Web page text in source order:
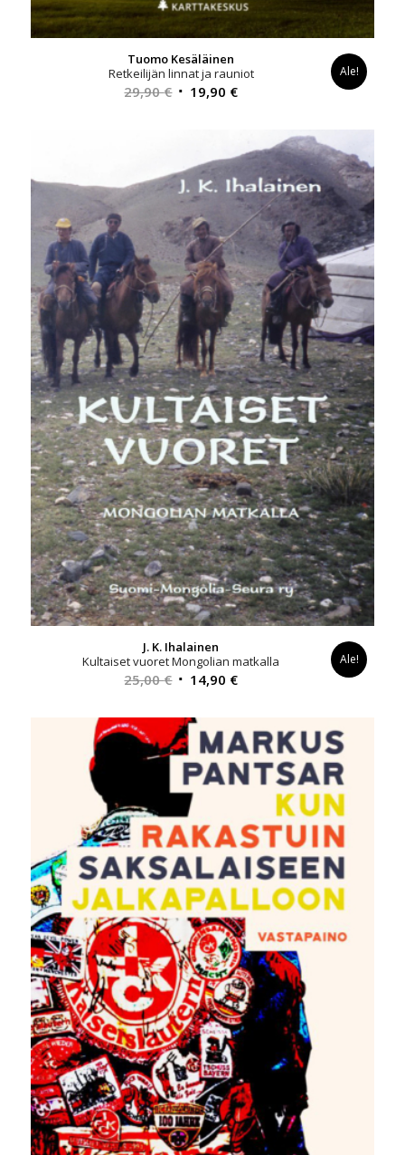
Tuomo Kesäläinen
Retkeilijän linnat ja rauniot
29,90€ Alkuperäinen
29,90 €.
19,90 €Nykyinen
19,90 €.
Ale!
J. K. Ihalainen
Kultaiset vuoret Mongolian matkalla
25,00€ Alkuperäinen
oli:
25,00 €.
14,90 €Nykyinen
14,90 €.
Ale!